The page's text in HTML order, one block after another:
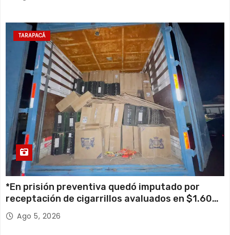
TARAPACÁ
*En prisión preventiva quedó imputado por
receptación de cigarrillos avaluados en $1.600
millones*
Ago 5, 2026